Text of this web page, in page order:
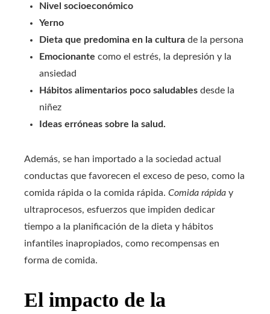
Nivel socioeconómico
Yerno
Dieta que predomina en la cultura de la persona
Emocionante como el estrés, la depresión y la
ansiedad
Hábitos alimentarios poco saludables desde la
niñez
Ideas erróneas sobre la salud.
Además, se han importado a la sociedad actual
conductas que favorecen el exceso de peso, como la
comida rápida o la comida rápida. Comida rápida y
ultraprocesos, esfuerzos que impiden dedicar
tiempo a la planificación de la dieta y hábitos
infantiles inapropiados, como recompensas en
forma de comida.
El impacto de la